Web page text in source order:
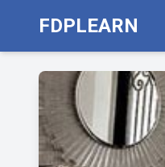
FDPLEARN